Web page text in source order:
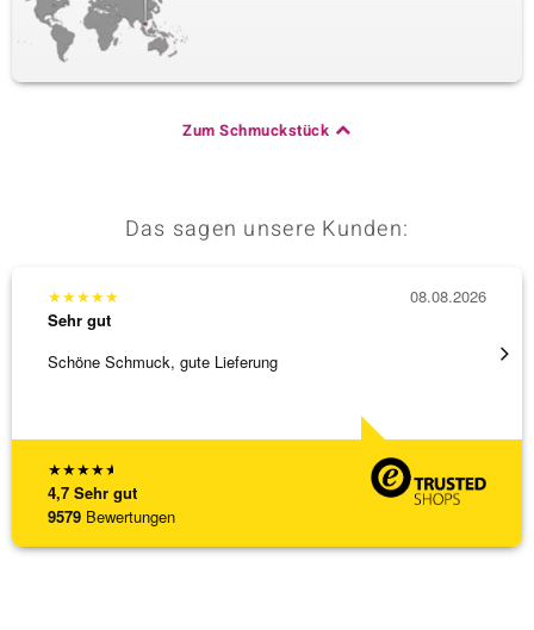
Zum Schmuckstück
Das sagen unsere Kunden:
★★★★★
4,7 Sehr gut
9579 Bewertungen
★★★★★
Sehr gut
Schöne Schmuck, gute Lieferung
08.08.2026